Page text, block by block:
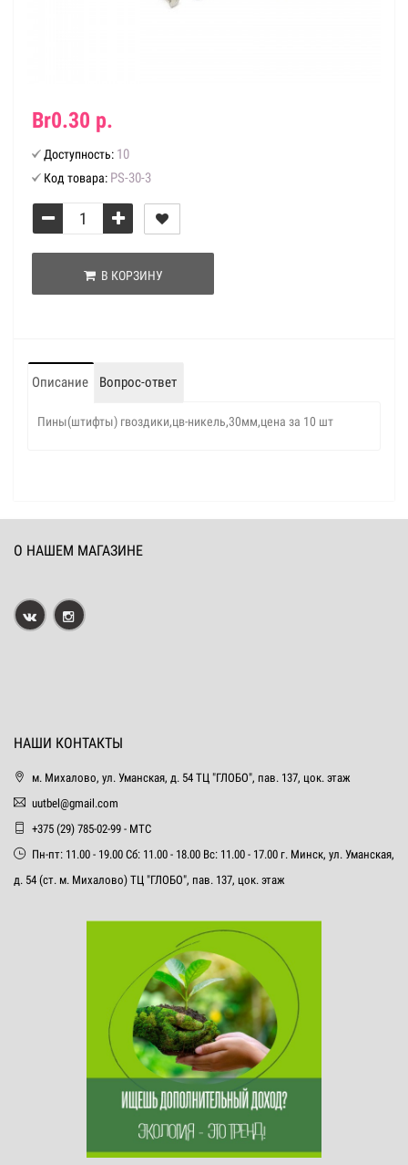
Br0.30 р.
Доступность: 10
Код товара: PS-30-3
В КОРЗИНУ
Описание Вопрос-ответ
Пины(штифты) гвоздики,цв-никель,30мм,цена за 10 шт
О НАШЕМ МАГАЗИНЕ
НАШИ КОНТАКТЫ
м. Михалово, ул. Уманская, д. 54 ТЦ "ГЛОБО", пав. 137, цок. этаж
uutbel@gmail.com
+375 (29) 785-02-99 - МТС
Пн-пт: 11.00 - 19.00 Сб: 11.00 - 18.00 Вс: 11.00 - 17.00 г. Минск, ул. Уманская,
д. 54 (ст. м. Михалово) ТЦ "ГЛОБО", пав. 137, цок. этаж